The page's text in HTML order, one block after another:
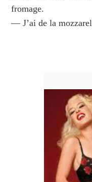
fromage.
— J’ai de la